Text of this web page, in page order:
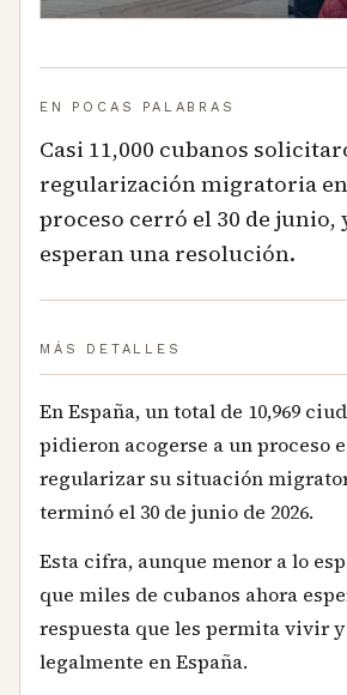
EN POCAS PALABRAS
Casi 11,000 cubanos
regularización migratoria en
proceso cerró el 30 de junio,
esperan una resolución.
MÁS DETALLES
En España, un total de 10,969
pidieron acogerse a un proceso
regularizar su situación
terminó el 30 de junio de 2026.
Esta cifra, aunque menor a lo
que miles de cubanos ahora
respuesta que les permita vivir
legalmente en España.